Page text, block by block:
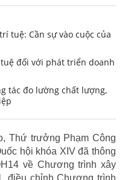
tuệ: Cần sự vào cuộc của
đối với phát triển doanh
tác đo lường chất lượng,
Thứ trưởng Phạm Công
hội khóa XIV đã thông
về Chương trình xây
điều chỉnh Chương trình